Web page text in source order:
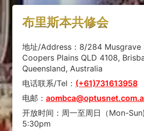
布里斯本共修会
地址/Address：8/284 Musgrave
Coopers Plains QLD 4108,
Queensland, Australia
电话联系/Tel： (+61)731613958
电邮：
开放时间：周一至周日（Mon-
5:30pm